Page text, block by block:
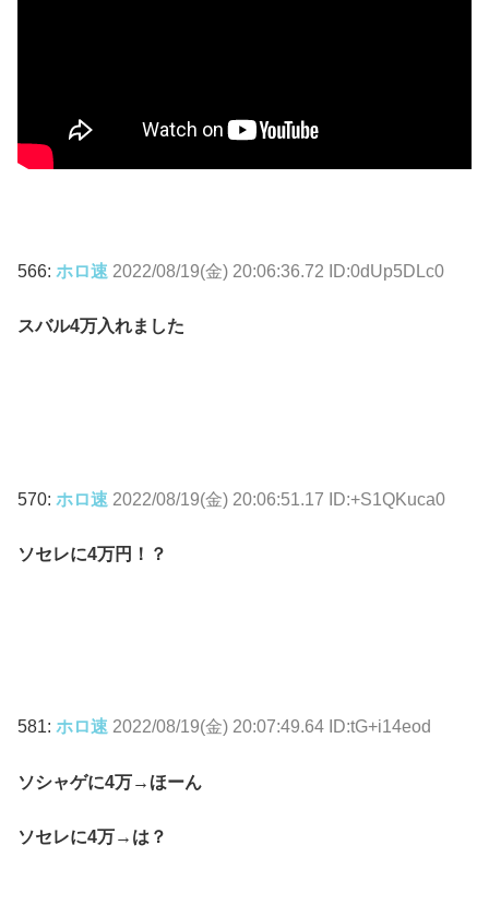
566: ホロ速 2022/08/19(金) 20:06:36.72 ID:0dUp5DLc0
スバル4万入れました
570: ホロ速 2022/08/19(金) 20:06:51.17 ID:+S1QKuca0
ソセレに4万円！？
581: ホロ速 2022/08/19(金) 20:07:49.64 ID:tG+i14eod
ソシャゲに4万→ほーん
ソセレに4万→は？